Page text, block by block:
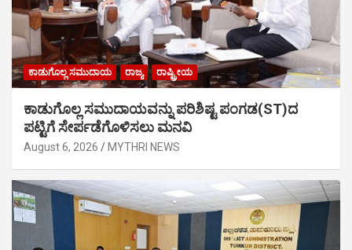
ಕಾಡುಗೊಲ್ಲ ಸಮುದಾಯ ರಾಜ್ಯ ರಾಷ್ಟ್ರೀಯ
ಕಾಡುಗೊಲ್ಲ ಸಮುದಾಯವನ್ನು ಪರಿಶಿಷ್ಟ ಪಂಗಡ(ST)ದ
ಪಟ್ಟಿಗೆ ಸೇರ್ಪಡೆಗೊಳಿಸಲು ಮನವಿ
August 6, 2026 MYTHRI NEWS